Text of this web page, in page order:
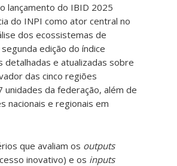
lançamento do IBID 2025
do INPI como ator central no
dos ecossistemas de
edição do índice
detalhadas e atualizadas sobre
das cinco regiões
unidades da federação, além de
nacionais e regionais em
que avaliam os outputs
inovativo) e os inputs